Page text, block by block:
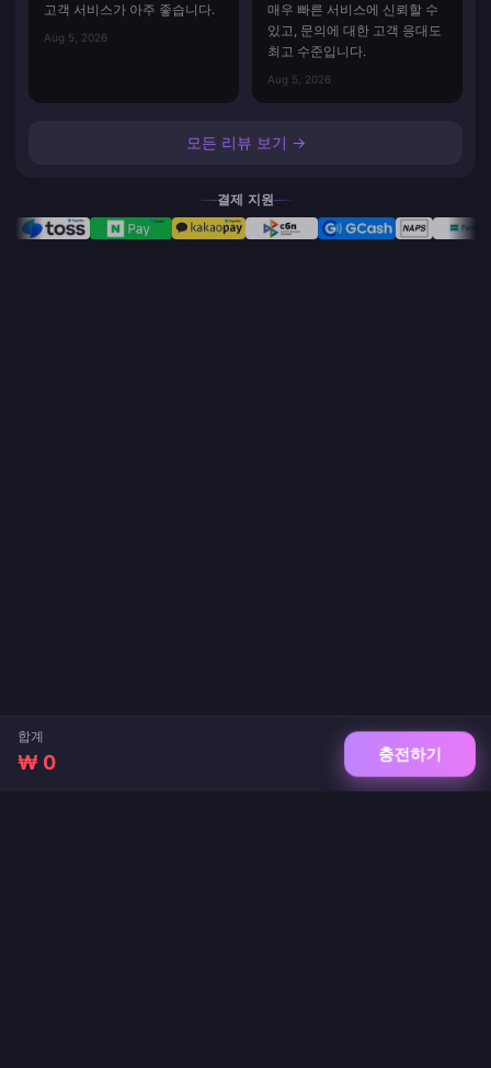
합계
₩ 0 충전하기
고객 서비스가 아주 좋습니다.
Aug 5, 2026
매우 빠른 서비스에 신뢰할 수
있고, 문의에 대한 고객 응대도
최고 수준입니다.
Aug 5, 2026
모든 리뷰 보기 →
결제 지원